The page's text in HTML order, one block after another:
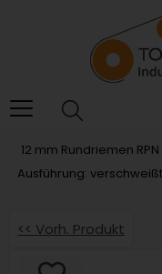
das
Barrierefreiheitsmenü
12 mm Rundriemen
Ausführung:
<< Vorh. Produkt